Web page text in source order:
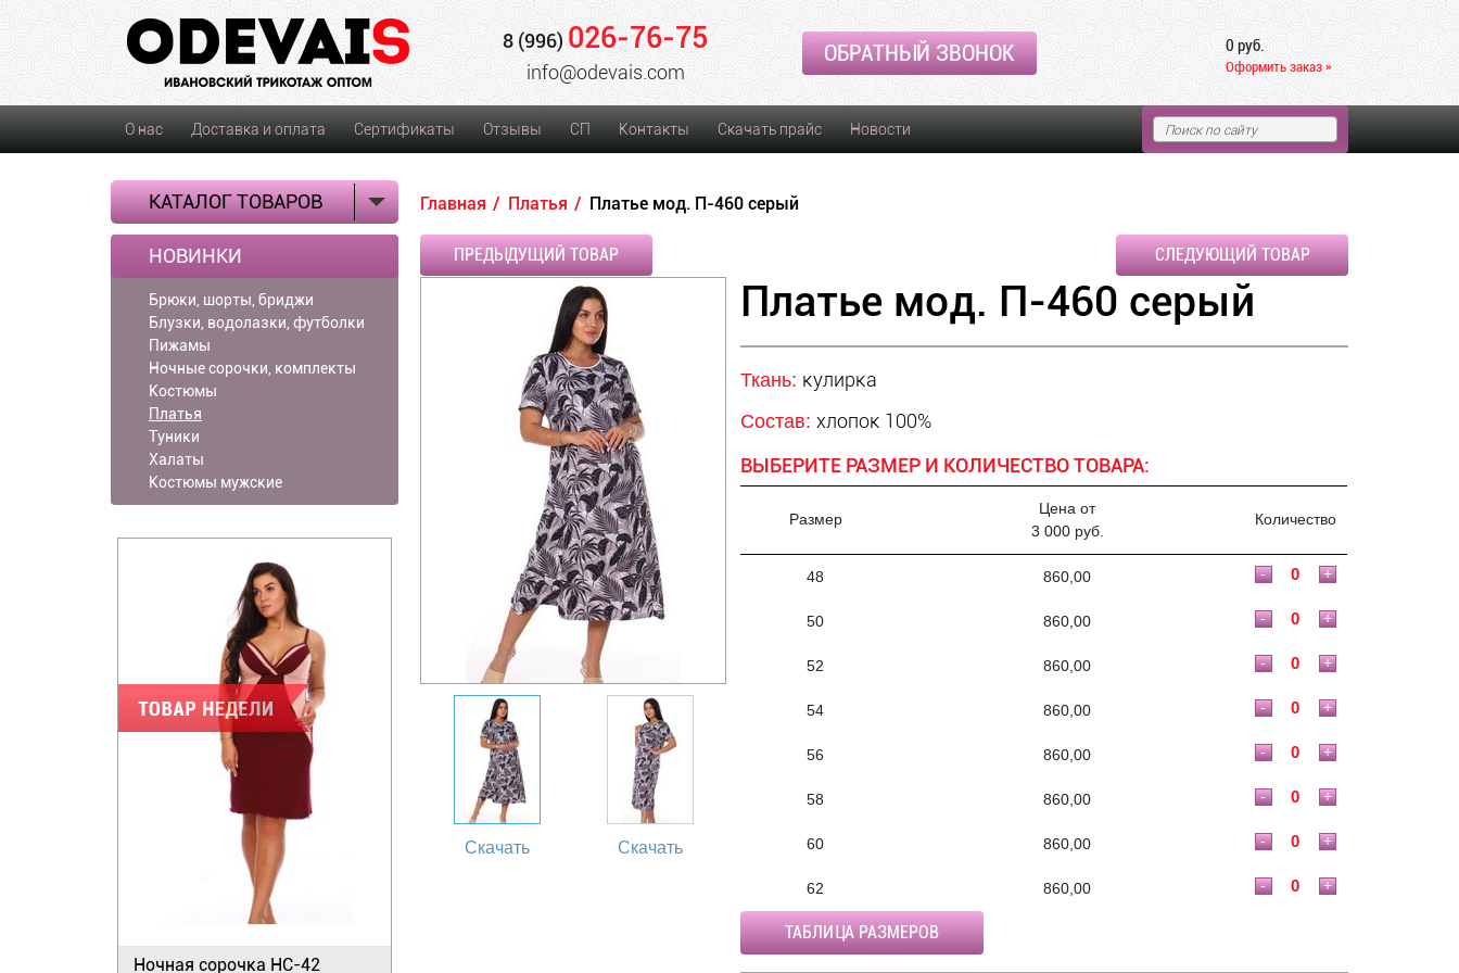
8 (996) 026-76-75
info@odevais.com
ОБРАТНЫЙ ЗВОНОК 0 руб.
Оформить заказ »
О нас Доставка и оплата Сертификаты Отзывы СП Контакты Скачать прайс Новости
КАТАЛОГ ТОВАРОВ
НОВИНКИ
Брюки, шорты, бриджи
Блузки, водолазки, футболки
Пижамы
Ночные сорочки, комплекты
Костюмы
Платья
Туники
Халаты
Костюмы мужские
Ночная сорочка НС-42
Главная Платья Платье мод. П-460 серый
ПРЕДЫДУЩИЙ ТОВАР СЛЕДУЮЩИЙ ТОВАР
Скачать Скачать
Платье мод. П-460 серый
Ткань: кулирка
Состав: хлопок 100%
ВЫБЕРИТЕ РАЗМЕР И КОЛИЧЕСТВО ТОВАРА:
Размер
Цена от
3 000 руб.
Количество
48 860,00 +
-
50 860,00 +
-
52 860,00 +
-
54 860,00 +
-
56 860,00 +
-
58 860,00 +
-
60 860,00 +
-
62 860,00 +
-
ТАБЛИЦА РАЗМЕРОВ